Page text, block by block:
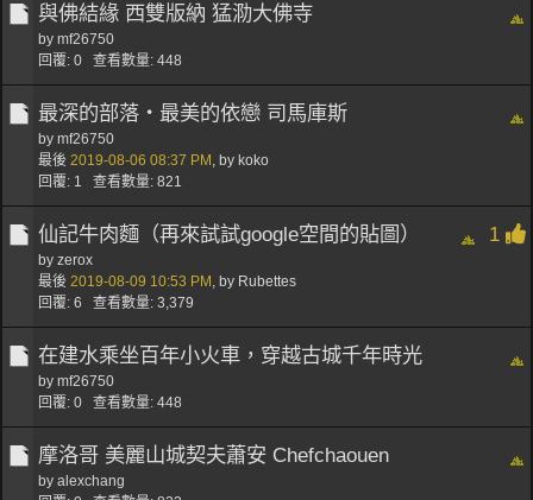
與佛結緣 西雙版納 猛泐大佛寺
by mf26750
回覆: 0 查看數量: 448
最深的部落‧最美的依戀 司馬庫斯
by mf26750
最後 2019-08-06 08:37 PM , by koko
回覆: 1 查看數量: 821
1
仙記牛肉麵（再來試試google空間的貼圖）
by zerox
最後 2019-08-09 10:53 PM , by Rubettes
回覆: 6 查看數量: 3,379
在建水乘坐百年小火車，穿越古城千年時光
by mf26750
回覆: 0 查看數量: 448
摩洛哥 美麗山城契夫蕭安 Chefchaouen
by alexchang